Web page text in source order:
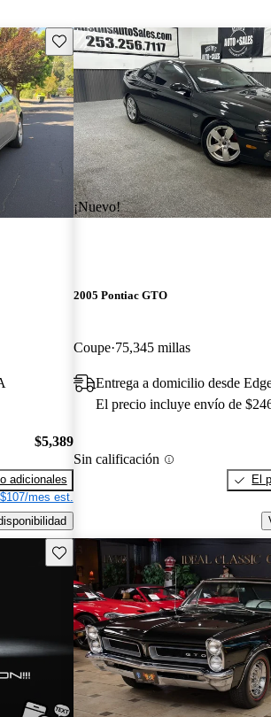
Guarda este Aviso
$5,389
adicionales
$107/mes est.
¡Nuevo!
2005 Pontiac GTO
Coupe 75,345 millas
Entrega a domicilio desde
El precio incluye envío de
Sin calificación
El
Guarda este Aviso